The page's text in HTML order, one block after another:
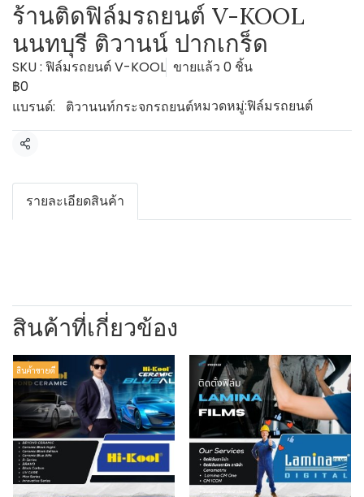
ร้านติดฟิล์มรถยนต์ V-KOOL
นนทบุรี ติวานน์ ปากเกร็ด
SKU : ฟิล์มรถยนต์ V-KOOL ขายแล้ว 0 ชิ้น
฿0
แบรนด์:
ติวานนท์กระจกรถยนต์หมวดหมู่:ฟิล์มรถยนต์
แชร์
รายละเอียดสินค้า
สินค้าที่เกี่ยวข้อง
สินค้าขายดี